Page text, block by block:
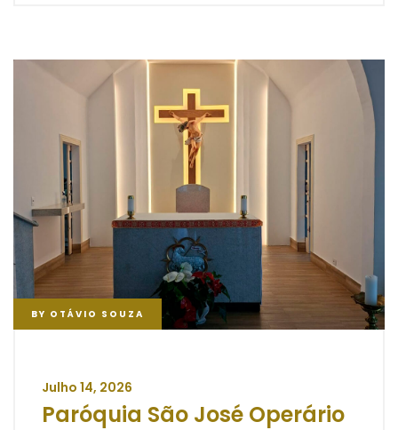
BY OTÁVIO SOUZA
Julho 14, 2026
Paróquia São José Operário